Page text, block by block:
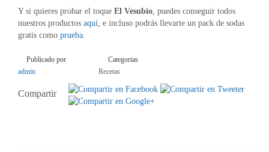
Y si quieres probar el toque El Vesubio, puedes conseguir todos
nuestros productos aquí, e incluso podrás llevarte un pack de sodas
gratis como prueba.
Publicado por
admin
Categorias
Recetas
Compartir